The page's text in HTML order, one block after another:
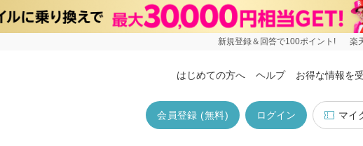
新規登録＆回答で100ポイント! 楽
はじめての方へ ヘルプ お得な情報を
マイ
ログイン
会員登録 (無料)